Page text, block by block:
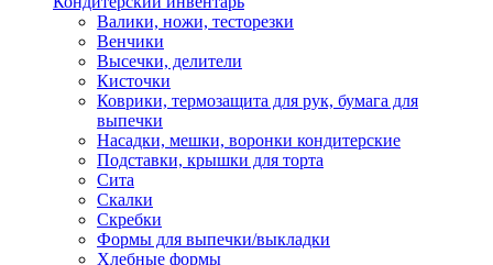
Валики, ножи, тесторезки
Венчики
Высечки, делители
Кисточки
Коврики, термозащита для рук, бумага для
выпечки
Насадки, мешки, воронки кондитерские
Подставки, крышки для торта
Сита
Скалки
Скребки
Формы для выпечки/выкладки
Хлебные формы